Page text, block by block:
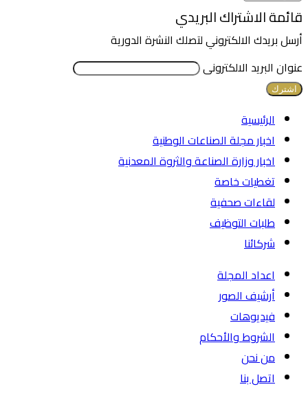
قائمة الاشتراك البريدي
أرسل بريدك الالكتروني لتصلك النشرة الدورية
عنوان البريد الالكترونى
الرئيسية
اخبار مجلة الصناعات الوطنية
اخبار وزارة الصناعة والثروة المعدنية
تغطيات خاصة
لقاءات صحفية
طلبات التوظيف
شركائنا
اعداد المجلة
أرشيف الصور
فيديوهات
الشروط والأحكام
من نحن
اتصل بنا